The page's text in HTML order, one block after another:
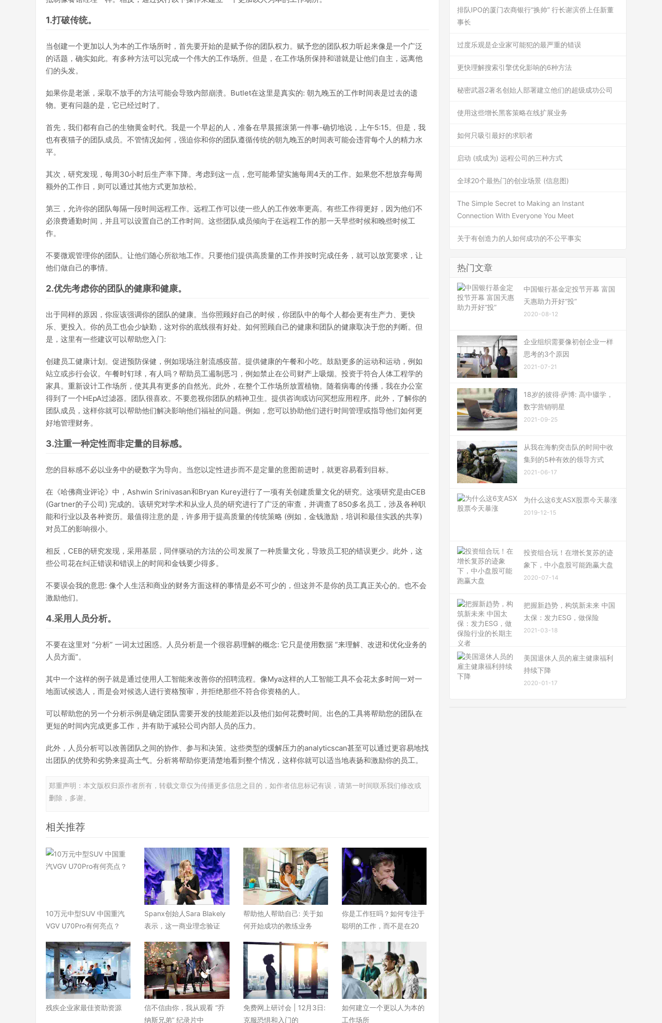
1.打破传统。
当创建一个更加以人为本的工作场所时，首先要开始的是赋予你的团队权力。赋予您的团队权力听起来像是一个广泛
的话题，确实如此。有多种方法可以完成一个伟大的工作场所。但是，在工作场所保持和谐就是让他们自主，远离他
们的头发。
如果你是老派，采取不放手的方法可能会导致内部崩溃。Butlet在这里是真实的: 朝九晚五的工作时间表是过去的遗
物。更有问题的是，它已经过时了。
首先，我们都有自己的生物黄金时代。我是一个早起的人，准备在早晨摇滚第一件事-确切地说，上午5:15。但是，我
也有夜猫子的团队成员。不管情况如何，强迫你和你的团队遵循传统的朝九晚五的时间表可能会违背每个人的精力水
平。
其次，研究发现，每周30小时后生产率下降。考虑到这一点，您可能希望实施每周4天的工作。如果您不想放弃每周
额外的工作日，则可以通过其他方式更加放松。
第三，允许你的团队每隔一段时间远程工作。远程工作可以使一些人的工作效率更高。有些工作得更好，因为他们不
必浪费通勤时间，并且可以设置自己的工作时间。这些团队成员倾向于在远程工作的那一天早些时候和晚些时候工
作。
不要微观管理你的团队。让他们随心所欲地工作。只要他们提供高质量的工作并按时完成任务，就可以放宽要求，让
他们做自己的事情。
2.优先考虑你的团队的健康和健康。
出于同样的原因，你应该强调你的团队的健康。当你照顾好自己的时候，你团队中的每个人都会更有生产力、更快
乐、更投入。你的员工也会少缺勤，这对你的底线很有好处。如何照顾自己的健康和团队的健康取决于您的判断。但
是，这里有一些建议可以帮助您入门:
创建员工健康计划。促进预防保健，例如现场注射流感疫苗。提供健康的午餐和小吃。鼓励更多的运动和运动，例如
站立或步行会议。午餐时钉球，有人吗？帮助员工遏制恶习，例如禁止在公司财产上吸烟。投资于符合人体工程学的
家具。重新设计工作场所，使其具有更多的自然光。此外，在整个工作场所放置植物。随着病毒的传播，我在办公室
得到了一个HEpA过滤器。团队很喜欢。不要忽视你团队的精神卫生。提供咨询或访问冥想应用程序。此外，了解你的
团队成员，这样你就可以帮助他们解决影响他们福祉的问题。例如，您可以协助他们进行时间管理或指导他们如何更
好地管理财务。
3.注重一种定性而非定量的目标感。
您的目标感不必以业务中的硬数字为导向。当您以定性进步而不是定量的意图前进时，就更容易看到目标。
在《哈佛商业评论》中，Ashwin Srinivasan和Bryan Kurey进行了一项有关创建质量文化的研究。这项研究是由CEB
(Gartner的子公司) 完成的。该研究对学术和从业人员的研究进行了广泛的审查，并调查了850多名员工，涉及各种职
能和行业以及各种资历。最值得注意的是，许多用于提高质量的传统策略 (例如，金钱激励，培训和最佳实践的共享)
对员工的影响很小。
相反，CEB的研究发现，采用基层，同伴驱动的方法的公司发展了一种质量文化，导致员工犯的错误更少。此外，这
些公司花在纠正错误和错误上的时间和金钱要少得多。
不要误会我的意思: 像个人生活和商业的财务方面这样的事情是必不可少的，但这并不是你的员工真正关心的。也不会
激励他们。
4.采用人员分析。
不要在这里对 “分析” 一词太过困惑。人员分析是一个很容易理解的概念: 它只是使用数据 “来理解、改进和优化业务的
人员方面”。
其中一个这样的例子就是通过使用人工智能来改善你的招聘流程。像Mya这样的人工智能工具不会花太多时间一对一
地面试候选人，而是会对候选人进行资格预审，并拒绝那些不符合你资格的人。
可以帮助您的另一个分析示例是确定团队需要开发的技能差距以及他们如何花费时间。出色的工具将帮助您的团队在
更短的时间内完成更多工作，并有助于减轻公司内部人员的压力。
此外，人员分析可以改善团队之间的协作、参与和决策。这些类型的缓解压力的analyticscan甚至可以通过更容易地找
出团队的优势和劣势来提高士气。分析将帮助你更清楚地看到整个情况，这样你就可以适当地表扬和激励你的员工。
郑重声明：本文版权归原作者所有，转载文章仅为传播更多信息之目的，如作者信息标记有误，请第一时间联系我们修改或
删除，多谢。
相关推荐
10万元中型SUV 中国重汽
VGV U70Pro有何亮点？
Spanx创始人Sara Blakely
表示，这一商业理念验证
帮助他人帮助自己: 关于如
何开始成功的教练业务
你是工作狂吗？如何专注于
聪明的工作，而不是在20
残疾企业家最佳资助资源
信不信由你，我从观看 “乔
纳斯兄弟” 纪录片中
免费网上研讨会 | 12月3日:
克服恐惧和入门的
如何建立一个更以人为本的
工作场所
排队IPO的厦门农商银行“换帅” 行长谢滨侨上任新董
事长
过度乐观是企业家可能犯的最严重的错误
更快理解搜索引擎优化影响的6种方法
秘密武器2著名创始人部署建立他们的超级成功公司
使用这些增长黑客策略在线扩展业务
如何只吸引最好的求职者
启动 (或成为) 远程公司的三种方式
全球20个最热门的创业场景 (信息图)
The Simple Secret to Making an Instant
Connection With Everyone You Meet
关于有创造力的人如何成功的不公平事实
热门文章
中国银行基金定投节开幕 富国
天惠助力开好“投”
2020-08-12
企业组织需要像初创企业一样
思考的3个原因
2021-07-21
18岁的彼得·萨博: 高中辍学，
数字营销明星
2021-09-25
从我在海豹突击队的时间中收
集到的5种有效的领导方式
2021-06-17
为什么这6支ASX股票今天暴涨
2019-12-15
投资组合玩！在增长复苏的迹
象下，中小盘股可能跑赢大盘
2020-07-14
把握新趋势，构筑新未来 中国
太保：发力ESG，做保险
2021-03-18
美国退休人员的雇主健康福利
持续下降
2020-01-17